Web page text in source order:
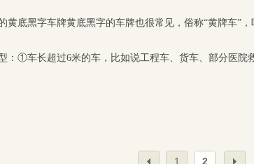
黄底黑字车牌黄底黑字的车牌也很常见，俗称“黄牌车”
：①车长超过6米的车，比如说工程车、货车、部分医
1 2